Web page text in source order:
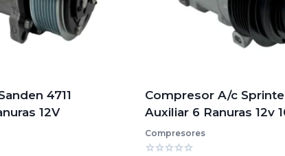
4711
12V
Compresor A/c
Auxiliar 6 Ranuras 12v
Compresores